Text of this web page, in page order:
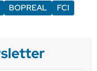
BOPREAL
FCI